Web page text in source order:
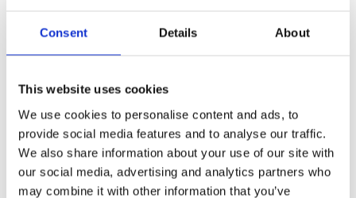
Consent Details About
This website uses cookies
We use cookies to personalise content and ads, to
provide social media features and to analyse our traffic.
We also share information about your use of our site with
our social media, advertising and analytics partners who
may combine it with other information that you’ve
Noir Edge medium notatbok
49kr–74 kr
Velg alternativ